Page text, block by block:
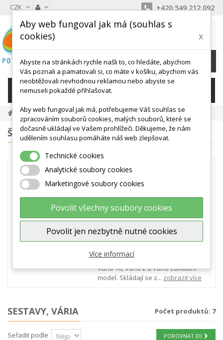
CZK +420 549 212 092
0 Kč
KATEGORIE
Sestavy, Vária
ŠTÍTKY
SESTAVY, VÁRIA
Pomocí variabilních sestav,
DĚTI. Překážková dráha děti pobaví a
současně si zábavnou formou
procvičí své pohybové schopnosti,
motoriku , koordinaci a rovnováhu.
Sestavy pro tzv. motorické dráhy
nabízíme pod názvy: Set Kros 6+3,
Vário 10, Vário 2 a Vário základní
model. Skládají se z... zobrazit více
SESTAVY, VÁRIA Počet produktů: 7
POROVNAT (0)
Seřadit podle
Aby web fungoval jak má (souhlas s
cookies)
x
Abyste na stránkách rychle našli to, co hledáte, abychom
Vás poznali a pamatovali si, co máte v košíku, abychom vás
neobtěžovali nevhodnou reklamou nebo abyste se
nemuseli pokaždé přihlašovat.
Aby web fungoval jak má, potřebujeme Váš souhlas se
zpracováním souborů cookies, malých souborů, které se
dočasně ukládají ve Vašem prohlížeči. Děkujeme, že nám
udělením souhlasu pomáháte náš web zlepšovat.
Technické cookies
Analytické soubory cookies
Marketingové soubory cookies
Povolit všechny soubory cookies
Povolit jen nezbytně nutné cookies
Více informací